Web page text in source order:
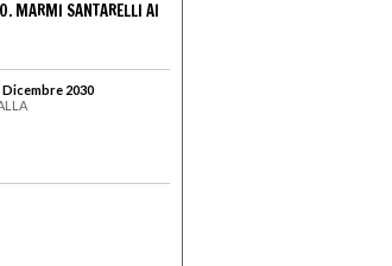
MARMI SANTARELLI AI
Dicembre 2030